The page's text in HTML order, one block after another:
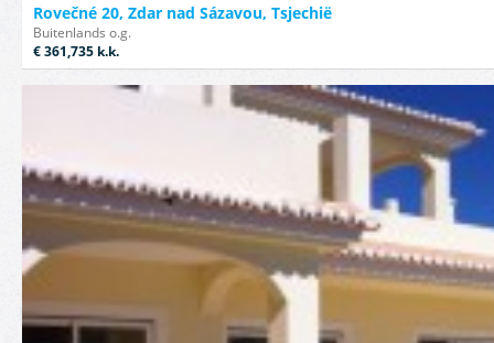
Rovečné 20, Zdar nad Sázavou, Tsjechië
Buitenlands o.g.
€ 361,735 k.k.